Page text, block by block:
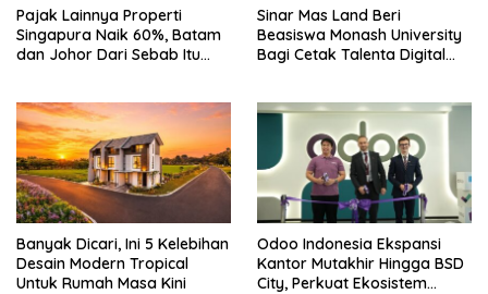
Pajak Lainnya Properti
Singapura Naik 60%, Batam
dan Johor Dari Sebab Itu
Sinar Mas Land Beri
Beasiswa Monash University
Bagi Cetak Talenta Digital
Banyak Dicari, Ini 5 Kelebihan
Desain Modern Tropical
Untuk Rumah Masa Kini
Odoo Indonesia Ekspansi
Kantor Mutakhir Hingga BSD
City, Perkuat Ekosistem